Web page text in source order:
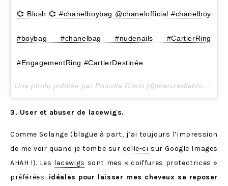
💞 Blush 💞 #chanelboybag @chanelofficial #chanelboy
#boybag #chanelbag #nudenails #CartierRing
#EngagementRing #CartierDestinée
Une photo publiée par Priscilla Rossi (@mercredieblog) le
3. User et abuser de lacewigs.
Comme Solange (blague à part, j’ai toujours l’impression
de me voir quand je tombe sur celle-ci sur Google Images
AHAH !). Les lacewigs sont mes « coiffures protectrices »
préférées: idéales pour laisser mes cheveux se reposer